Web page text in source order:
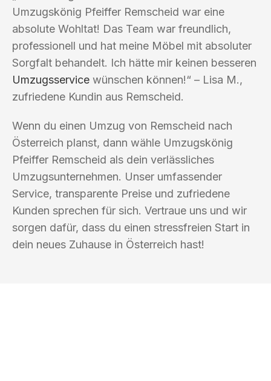
Umzugskönig Pfeiffer Remscheid war eine
absolute Wohltat! Das Team war freundlich,
professionell und hat meine Möbel mit absoluter
Sorgfalt behandelt. Ich hätte mir keinen besseren
Umzugsservice wünschen können!“ – Lisa M.,
zufriedene Kundin aus Remscheid.
Wenn du einen Umzug von Remscheid nach
Österreich planst, dann wähle Umzugskönig
Pfeiffer Remscheid als dein verlässliches
Umzugsunternehmen. Unser umfassender
Service, transparente Preise und zufriedene
Kunden sprechen für sich. Vertraue uns und wir
sorgen dafür, dass du einen stressfreien Start in
dein neues Zuhause in Österreich hast!